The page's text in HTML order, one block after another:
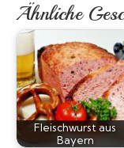
Ähnliche
Fleischwurst aus
Bayern